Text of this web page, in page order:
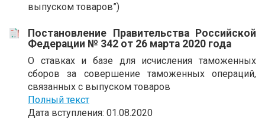
выпуском товаров”)
Постановление Правительства Российской
Федерации № 342 от 26 марта 2020 года
О ставках и базе для исчисления таможенных
сборов за совершение таможенных операций,
связанных с выпуском товаров
Полный текст
Дата вступления: 01.08.2020